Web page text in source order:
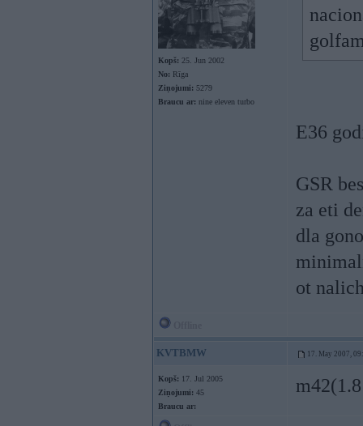
Kopš: 25. Jun 2002
No: Rīga
Ziņojumi: 5279
Braucu ar: nine eleven turbo
E36
GSR
za eti
dla
ot
KVTBMW 17. May 2007,
Kopš: 17. Jul 2005
Ziņojumi: 45
Braucu ar: